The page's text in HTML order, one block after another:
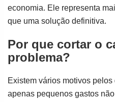
economia. Ele representa
que uma solução definitiva.
Por que cortar o
problema?
Existem vários motivos
apenas pequenos gastos